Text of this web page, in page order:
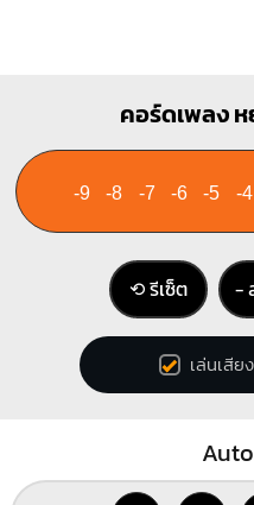
คอร์ดเพลง
-9 -8 -7 -6 -5 -4
⟲ รีเซ็ต −
เล่นเสีย